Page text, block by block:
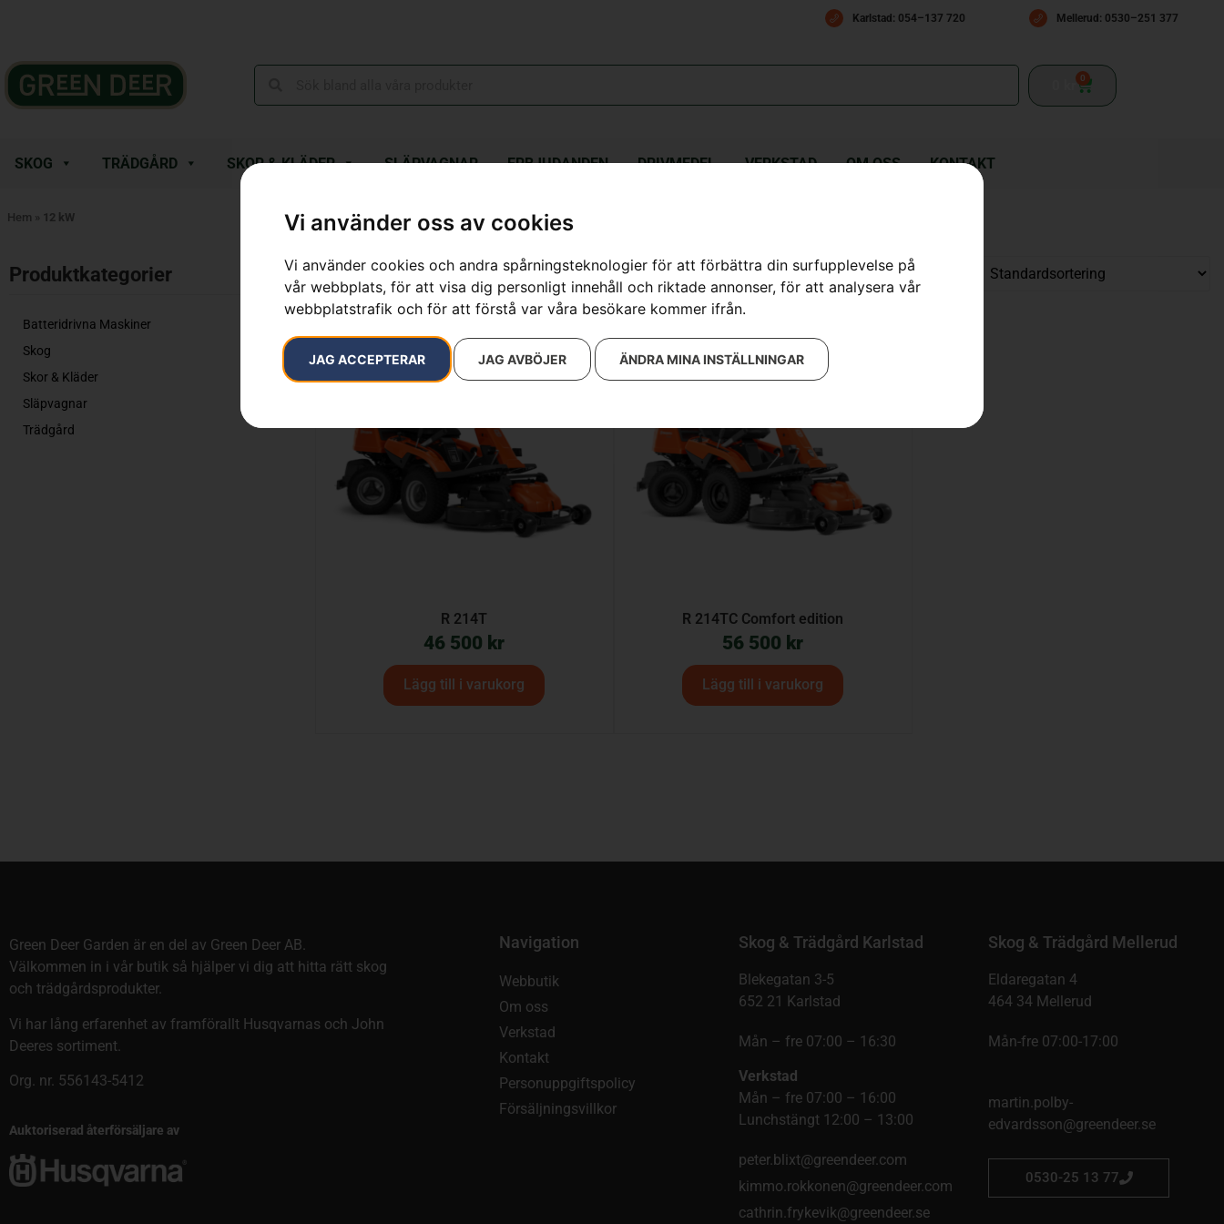
Vi använder oss av cookies
Vi använder cookies och andra spårningsteknologier för att förbättra din surfupplevelse på
vår webbplats, för att visa dig personligt innehåll och riktade annonser, för att analysera vår
webbplatstrafik och för att förstå var våra besökare kommer ifrån.
JAG ACCEPTERAR JAG AVBÖJER ÄNDRA MINA INSTÄLLNINGAR
Karlstad: 054–137 720 Mellerud: 0530–251 377
kr 0
SKOG TRÄDGÅRD SKOR & KLÄDER SLÄPVAGNAR ERBJUDANDEN DRIVMEDEL VERKSTAD OM OSS KONTAKT
Hem » 12 kW
Produktkategorier​
Batteridrivna Maskiner
Skog
Skor & Kläder
Släpvagnar
Trädgård
Visar alla 2 resultat
R 214T
46 500 kr
Lägg till i varukorg
R 214TC Comfort edition
56 500 kr
Lägg till i varukorg
Green Deer Garden är en del av Green Deer AB.
Välkommen in i vår butik så hjälper vi dig att hitta rätt skog
och trädgårdsprodukter.
Vi har lång erfarenhet av framförallt Husqvarnas och John
Deeres sortiment.
Org. nr. 556143-5412
Auktoriserad återförsäljare av
Navigation
Webbutik
Om oss
Verkstad
Kontakt
Personuppgiftspolicy
Försäljningsvillkor
Skog & Trädgård Karlstad
Blekegatan 3-5
652 21 Karlstad
Mån – fre 07:00 – 16:30
Verkstad
Mån – fre 07:00 – 16:00
Lunchstängt 12:00 – 13:00
peter.blixt@greendeer.com
kimmo.rokkonen@greendeer.com
cathrin.frykevik@greendeer.se
Skog & Trädgård Mellerud
Eldaregatan 4
464 34 Mellerud
Mån-fre 07:00-17:00
martin.polby-
edvardsson@greendeer.se
0530-25 13 77